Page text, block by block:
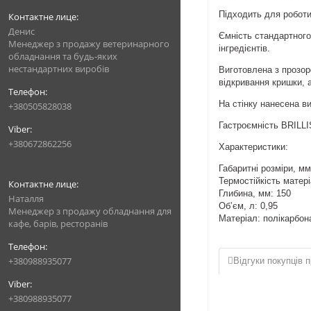
Денис
Менеджер з продажу ветеринарного
обладнання та будь-яких
нестандартних виробів
+380505828038
+380672862256
Наталля
Менеджер з продажу обладнання для
кафе, барів, ресторанів
+380988935077
+380988935077
Підходить для
Ємність
інгредієнтів.
Виготовлена з
відкривання кришки,
На стінку нанесена
Гастроємність
Характеристики:
Габаритні розміри,
Термостійкість
Глибина, мм: 150
Об’єм, л: 0,95
Матеріал:
Відгуки покупців